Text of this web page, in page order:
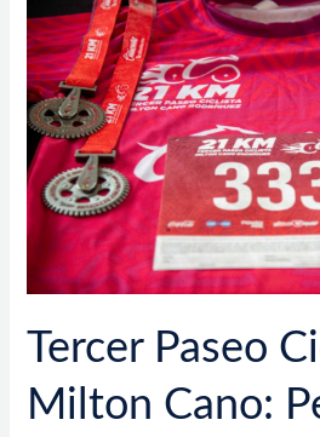
​Tercer Paseo
Milton Cano:
Tercer
Paseo
Ciclista
Milton
Cano:
Pedaleando
por
una
causa